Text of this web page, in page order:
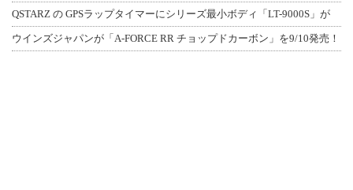
QSTARZ の GPSラップタイマーにシリーズ最小ボディ「LT-9000S」が
ウインズジャパンが「A-FORCE RR チョップドカーボン」を9/10発売！